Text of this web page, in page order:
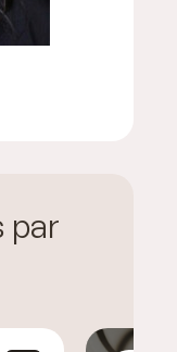
par